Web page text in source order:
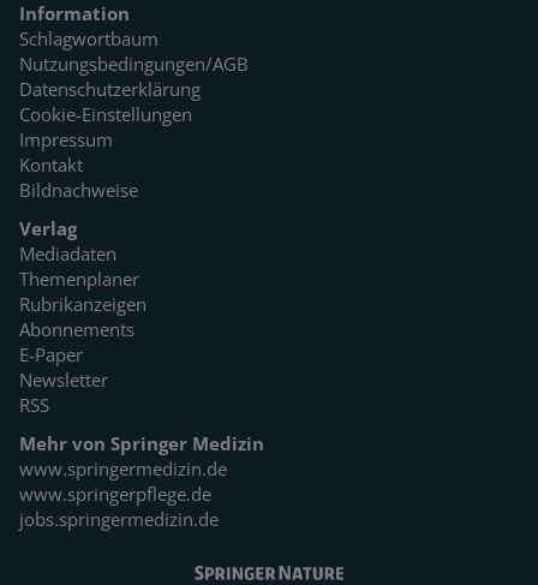
Information
Schlagwortbaum
Nutzungsbedingungen/AGB
Datenschutzerklärung
Cookie-Einstellungen
Impressum
Kontakt
Bildnachweise
Verlag
Mediadaten
Themenplaner
Rubrikanzeigen
Abonnements
E-Paper
Newsletter
RSS
Mehr von Springer Medizin
www.springermedizin.de
www.springerpflege.de
jobs.springermedizin.de